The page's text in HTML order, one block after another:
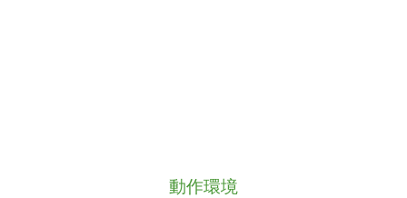
動作環境